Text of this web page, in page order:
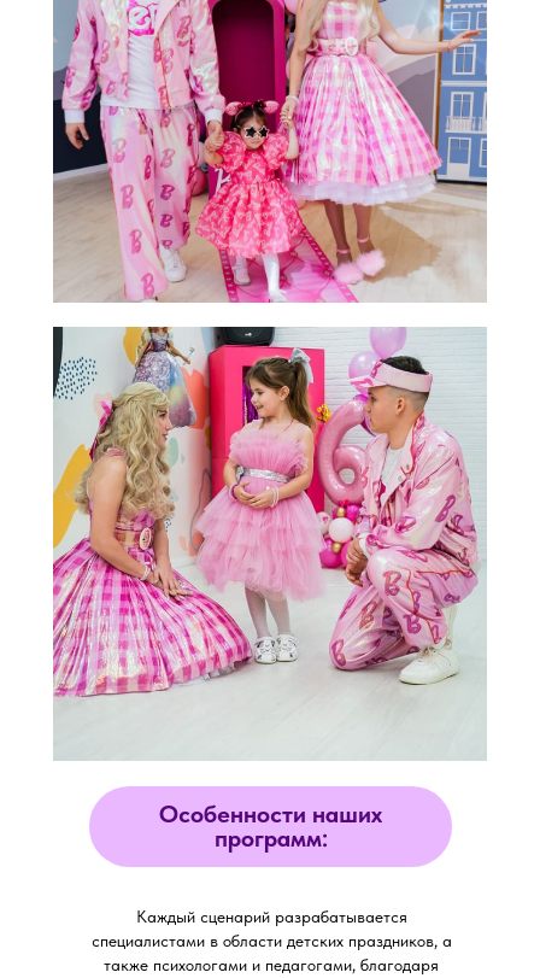
Каждый сценарий разрабатывается
специалистами в области детских праздников, а
также психологами и педагогами, благодаря
Особенности наших
программ: